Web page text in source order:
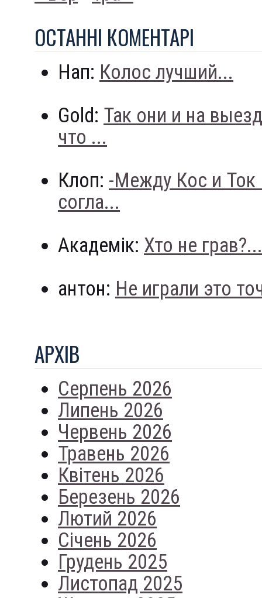
ОСТАННI КОМЕНТАРI
Нап: Колос лучший...
Gold: Так они и на
что ...
Клоп: -Между Кос и
согла...
Академік: Хто не грав?...
антон: Не играли это
АРХIВ
Серпень 2026
Липень 2026
Червень 2026
Травень 2026
Квітень 2026
Березень 2026
Лютий 2026
Січень 2026
Грудень 2025
Листопад 2025